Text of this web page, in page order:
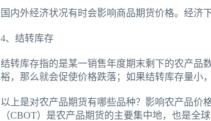
国内外经济状况有时会影响商品期货价格。经济
4、结转库存
结转库存指的是某一销售年度期末剩下的农产品
裕，那么就会促使价格跌落；如果结转库存量小
以上是对农产品期货有哪些品种？影响农产品价
（CBOT）是农产品期货的主要集中地，也是全